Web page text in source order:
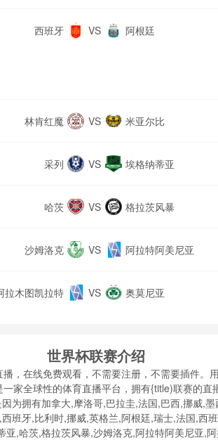
西班牙 VS 阿根廷
林肯红魔 VS 米亚尔比
采列 VS 埃格纳蒂亚
哈茨 VS 格拉茨风暴
沙姆洛克 VS 阿拉特阿美尼亚
拉木图凯拉特 VS 奥莫尼亚
世界杯联赛介绍
，在线免费观看，不需要注册，不需要插件。
家全球性的体育直播平台，拥有{title)联赛的直
为拥有加拿大,摩洛哥,巴拉圭,法国,巴西,挪威,
班牙,比利时,挪威,英格兰,阿根廷,瑞士,法国,西
,哈茨,格拉茨风暴,沙姆洛克,阿拉特阿美尼亚,